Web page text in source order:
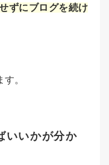
ずにブログを続け
。
いいかが分か